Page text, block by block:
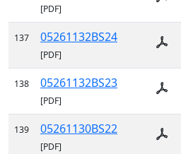
[PDF]
137 05261132BS24
[PDF]
138 05261132BS23
[PDF]
139 05261130BS22
[PDF]